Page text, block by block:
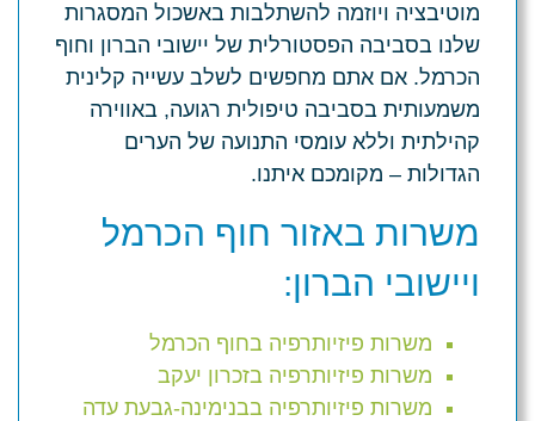
מוטיבציה ויוזמה להשתלבות באשכול המסגרות
שלנו בסביבה הפסטורלית של יישובי הברון וחוף
הכרמל. אם אתם מחפשים לשלב עשייה קלינית
משמעותית בסביבה טיפולית רגועה, באווירה
קהילתית וללא עומסי התנועה של הערים
הגדולות – מקומכם איתנו.
משרות באזור חוף הכרמל
ויישובי הברון:
משרות פיזיותרפיה בחוף הכרמל
משרות פיזיותרפיה בזכרון יעקב
משרות פיזיותרפיה בבנימינה-גבעת עדה